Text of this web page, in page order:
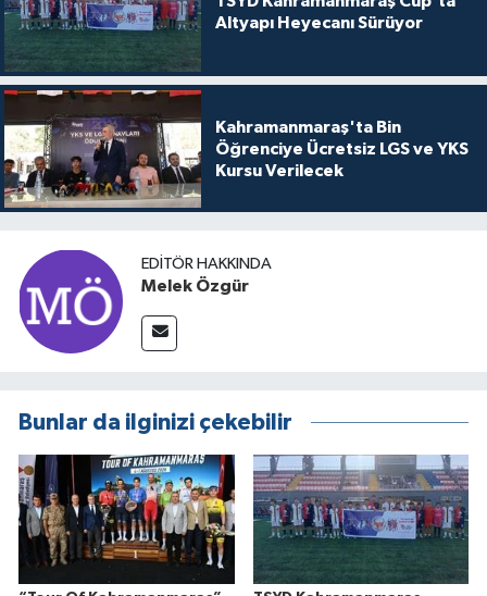
Altyapı Heyecanı Sürüyor
Kahramanmaraş'ta Bin
Öğrenciye Ücretsiz LGS ve YKS
Kursu Verilecek
EDITÖR HAKKINDA
Melek Özgür
Bunlar da ilginizi çekebilir